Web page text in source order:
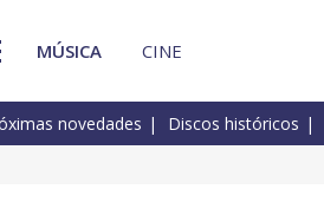
MÚSICA CINE
novedades Discos históricos